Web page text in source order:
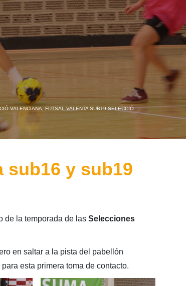
VALENCIANA
FUTSAL VALENTA SUB19 SELECCIÓ
sub16 y sub19
de la temporada de las Selecciones
en saltar a la pista del pabellón
esta primera toma de contacto.